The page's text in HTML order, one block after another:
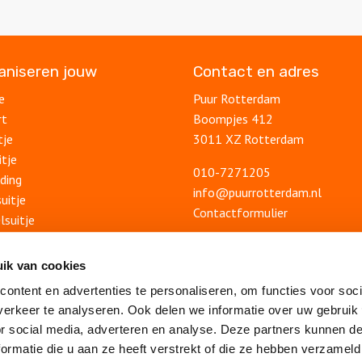
van cookies
en advertenties te personaliseren, om functies voor
te analyseren. Ook delen we informatie over uw gebruik
social media, adverteren en analyse. Deze partners kunnen
die u aan ze heeft verstrekt of die ze hebben
jouw Contact en adres
Puur Rotterdam
Boompjes 412
3011 XZ Rotterdam
010-7271205
info@puurrotterdam.nl
Contactformulier
Veelgestelde vragen
Algemene voorwaarden
Privacy statement
Vacatures